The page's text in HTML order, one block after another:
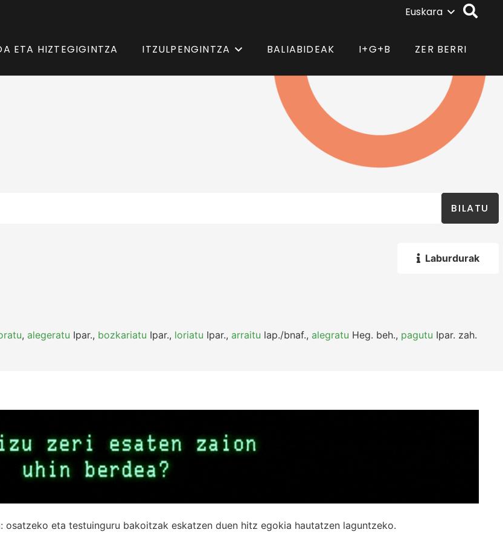
Euskara
ETA HIZTEGIGINTZA ITZULPENGINTZA BALIABIDEAK I+G+B ZER BERRI
BILATU
Laburdurak
, alegeratu Ipar., bozkariatu Ipar., loriatu Ipar., arraitu lap./bnaf., alegratu Heg. beh., pagutu Ipar. zah.
osatzeko eta testuinguru bakoitzak eskatzen duen hitz egokia hautatzen laguntzeko.